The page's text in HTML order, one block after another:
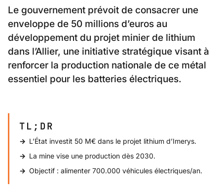
Le gouvernement prévoit de consacrer une
enveloppe de 50 millions d’euros au
développement du projet minier de lithium
dans l’Allier, une initiative stratégique visant à
renforcer la production nationale de ce métal
essentiel pour les batteries électriques.
TL;DR
L’État investit 50 M€ dans le projet lithium d’Imerys.
La mine vise une production dès 2030.
Objectif : alimenter 700.000 véhicules électriques/an.